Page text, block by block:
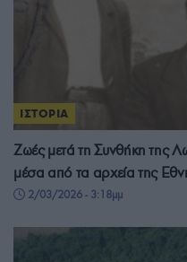
ΙΣΤΟΡΙΑ
Zωές μετά τη Συνθήκη της
μέσα από τα αρχεία της
2/03/2026 - 3:18μμ